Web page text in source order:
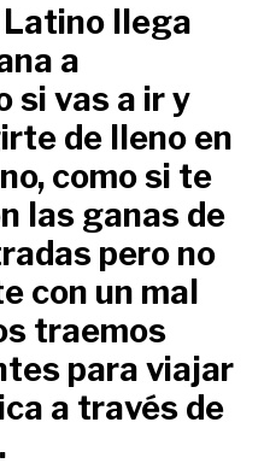
llega
a
si vas a ir y
de lleno en
como si te
las ganas de
pero no
con un mal
traemos
para viajar
a través de